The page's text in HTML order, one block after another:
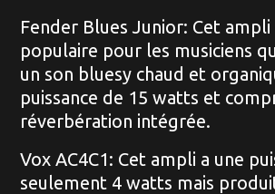
Fender Blues Junior: Cet
populaire pour les musiciens
un son bluesy chaud et
puissance de 15 watts et
réverbération intégrée.
Vox AC4C1: Cet ampli a une
seulement 4 watts mais